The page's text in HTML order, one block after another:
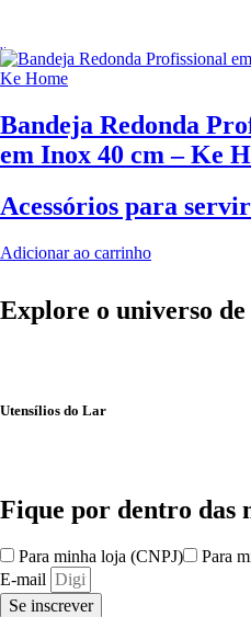
Bandeja Redonda
em Inox 40 cm – Ke
Acessórios para servir
Adicionar ao carrinho
Explore o universo de
Utensílios do Lar
Fique por dentro das
Para minha loja (CNPJ)
Para
E-mail
Se inscrever